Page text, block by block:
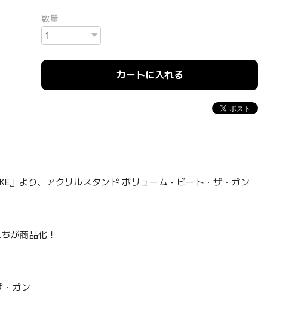
数量
カートに入れる
』より、アクリルスタンド ボリューム - ビート・ザ・ガン
が商品化！
・ガン